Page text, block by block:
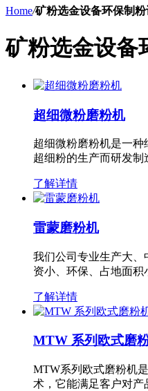
Home/矿粉选金设备环保制
矿粉选金设备
超细微粉磨粉机
超细微粉磨粉机是一
超细粉的生产而研发
了解详情
雷蒙磨粉机
我们公司专业生产大、
资小、环保、占地面
了解详情
MTW 系列欧式磨
MTW系列欧式磨粉机
术，它能满足客户对